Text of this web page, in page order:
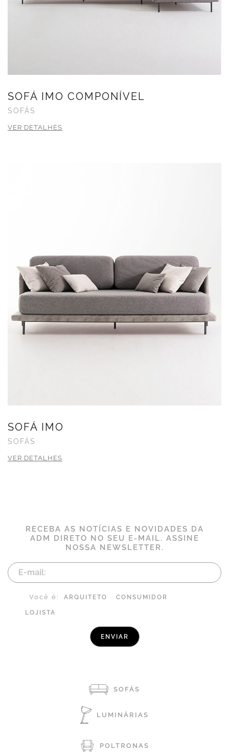
SOFÁ IMO COMPONÍVEL
SOFÁS
VER DETALHES
SOFÁ IMO
SOFÁS
VER DETALHES
RECEBA AS NOTÍCIAS E NOVIDADES DA
ADM DIRETO NO SEU E-MAIL. ASSINE
NOSSA NEWSLETTER.
Você é: ARQUITETO CONSUMIDOR
LOJISTA
SOFÁS
LUMINÁRIAS
POLTRONAS